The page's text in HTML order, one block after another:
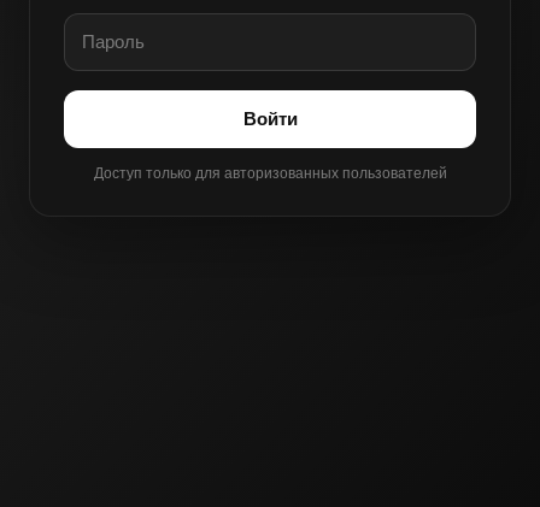
Войти
Доступ только для авторизованных пользователей